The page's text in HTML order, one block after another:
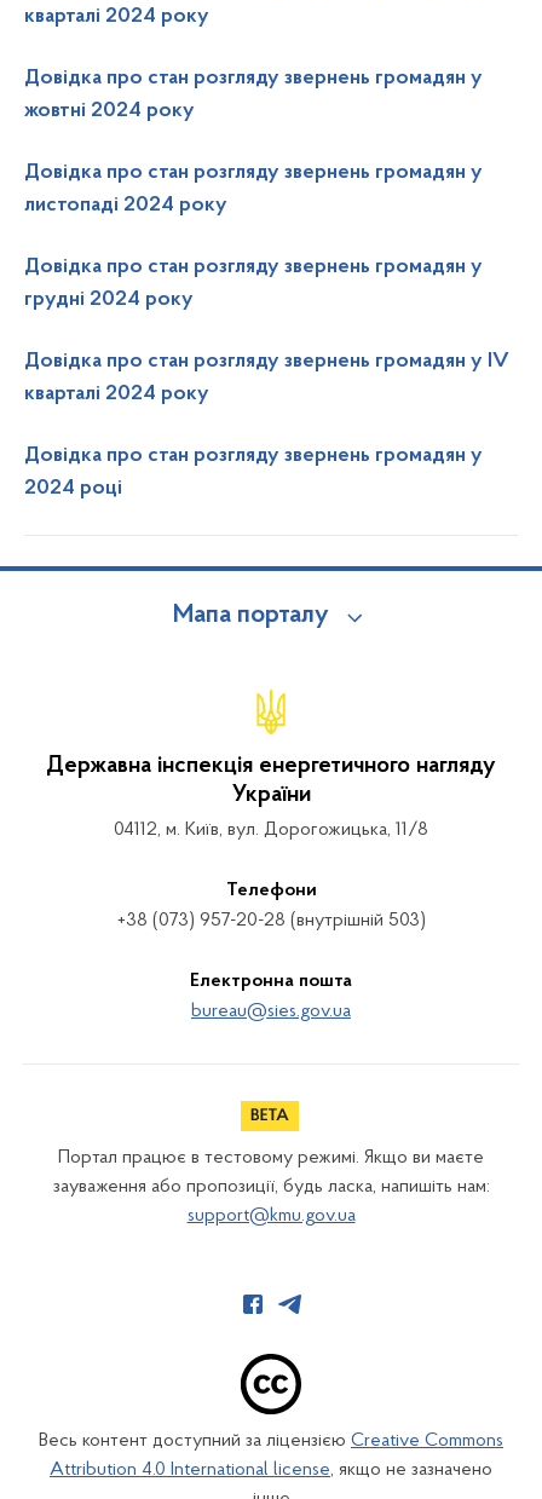
кварталі 2024 року
Довідка про стан розгляду звернень громадян у
жовтні 2024 року
Довідка про стан розгляду звернень громадян у
листопаді 2024 року
Довідка про стан розгляду звернень громадян у
грудні 2024 року
Довідка про стан розгляду звернень громадян у IV
кварталі 2024 року
Довідка про стан розгляду звернень громадян у
2024 році
Мапа порталу
Державна інспекція енергетичного нагляду
України
04112, м. Київ, вул. Дорогожицька, 11/8
Телефони
+38 (073) 957-20-28 (внутрішній 503)
Електронна пошта
bureau@sies.gov.ua
Портал працює в тестовому режимі. Якщо ви маєте
зауваження або пропозиції, будь ласка, напишіть нам:
support@kmu.gov.ua
Весь контент доступний за ліцензією Creative Commons
Attribution 4.0 International license, якщо не зазначено